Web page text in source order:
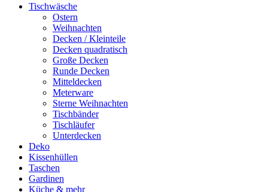
Tischwäsche
Ostern
Weihnachten
Decken / Kleinteile
Decken quadratisch
Große Decken
Runde Decken
Mitteldecken
Meterware
Sterne Weihnachten
Tischbänder
Tischläufer
Unterdecken
Deko
Kissenhüllen
Taschen
Gardinen
Küche & mehr